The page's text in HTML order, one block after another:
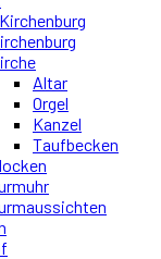
Altar
Orgel
Kanzel
Taufbecken